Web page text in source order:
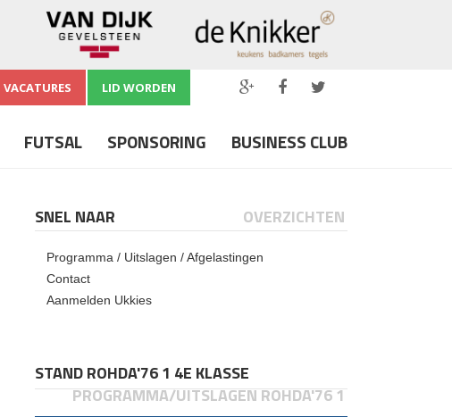
VACATURES LID WORDEN
FUTSAL SPONSORING BUSINESS CLUB
SNEL NAAR OVERZICHTEN
Programma / Uitslagen / Afgelastingen
Contact
Aanmelden Ukkies
STAND ROHDA'76 1 4E KLASSE
PROGRAMMA/UITSLAGEN ROHDA'76 1